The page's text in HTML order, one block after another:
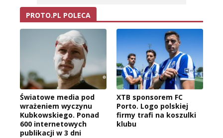
PROTO.PL POLECA
Światowe media pod
wrażeniem wyczynu
Kubkowskiego. Ponad
600 internetowych
publikacji w 3 dni
XTB sponsorem FC
Porto. Logo polskiej
firmy trafi na koszulki
klubu